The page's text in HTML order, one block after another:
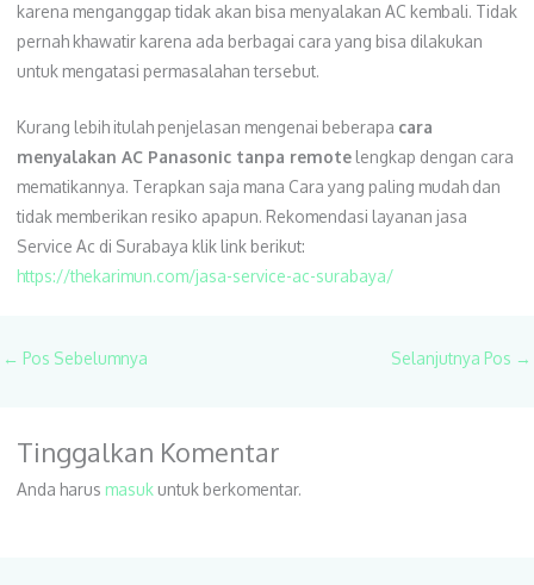
karena menganggap tidak akan bisa menyalakan AC kembali. Tidak
pernah khawatir karena ada berbagai cara yang bisa dilakukan
untuk mengatasi permasalahan tersebut.
Kurang lebih itulah penjelasan mengenai beberapa cara
menyalakan AC Panasonic tanpa remotelengkap dengan cara
mematikannya. Terapkan saja mana Cara yang paling mudah dan
tidak memberikan resiko apapun. Rekomendasi layanan jasa
Service Ac di Surabaya klik link berikut:
https://thekarimun.com/jasa-service-ac-surabaya/
← Pos Sebelumnya Selanjutnya Pos →
Tinggalkan Komentar
Anda harus masukuntuk berkomentar.